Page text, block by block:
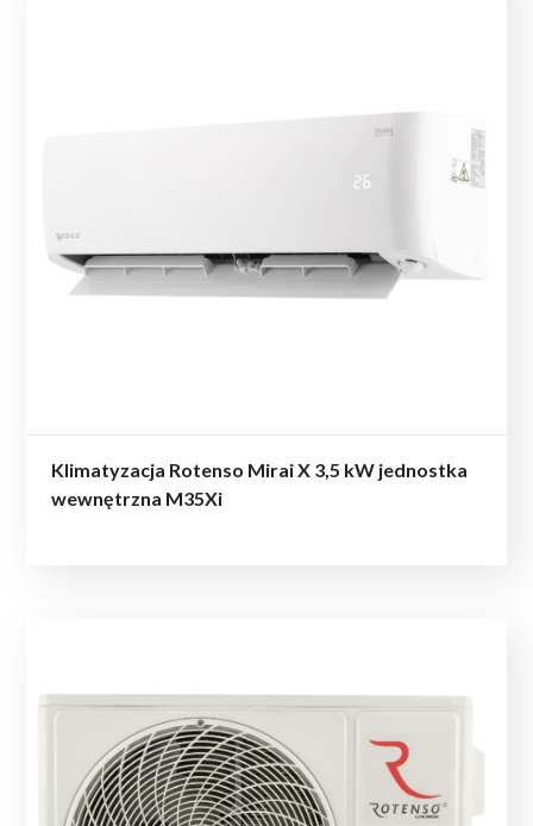
Klimatyzacja Rotenso Mirai X 3,5 kW jednostka
wewnętrzna M35Xi